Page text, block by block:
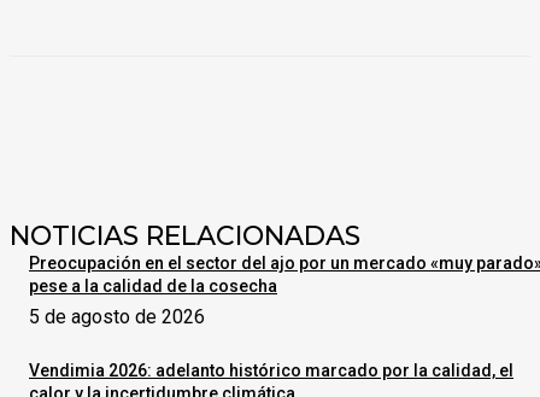
NOTICIAS RELACIONADAS
Preocupación en el sector del ajo por un mercado «muy
pese a la calidad de la cosecha
5 de agosto de 2026
Vendimia 2026: adelanto histórico marcado por la calidad, el